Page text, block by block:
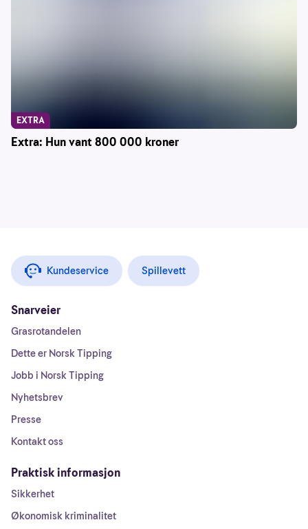
Extra: Hun vant 800 000 kroner
EXTRA
Kundeservice Spillevett
Snarveier
Grasrotandelen
Dette er Norsk Tipping
Jobb i Norsk Tipping
Nyhetsbrev
Presse
Kontakt oss
Praktisk informasjon
Sikkerhet
Økonomisk kriminalitet